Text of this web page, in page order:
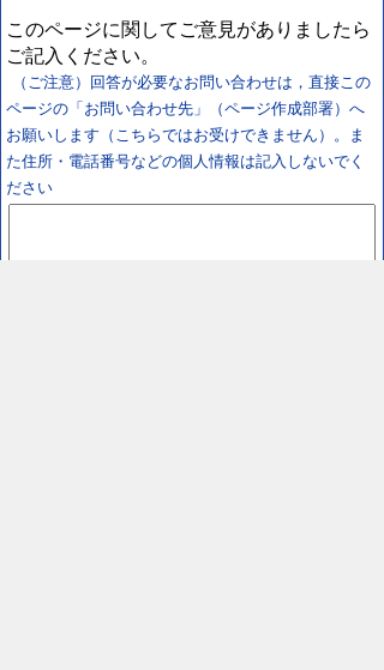
このページに関してご意見がありましたら
ご記入ください。
（ご注意）回答が必要なお問い合わせは，直接この
ページの「お問い合わせ先」（ページ作成部署）へ
お願いします（こちらではお受けできません）。ま
た住所・電話番号などの個人情報は記入しないでく
ださい